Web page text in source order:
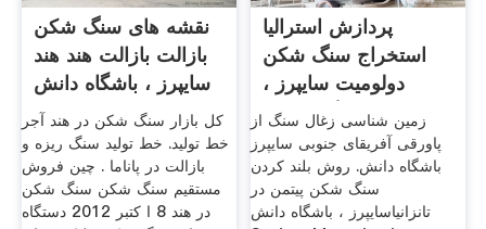
نقشه های سنگ شکن
بازالت بازالت هند هند
سایپرز ، باشگاه دانش
کل بازار سنگ شکن در هند آجر
خط تولید. خط تولید سنگ ریزه و
بازالت در پاناما . چین فروش
مستقیم سنگ شکن سنگ شکن
در هند 8 ا کتبر 2012 دستگاه
پردازش استرالیا
استخراج سنگ شکن
دولومیت سایپرز ،
باشگاه دانش
زمین شناسی زغال سنگ از
پاورقی آفریقای جنوبی سایپرز
باشگاه دانش. روش بلند کردن
سنگ شکن پیتمن در
تانزانیاسایپرز ، باشگاه دانش